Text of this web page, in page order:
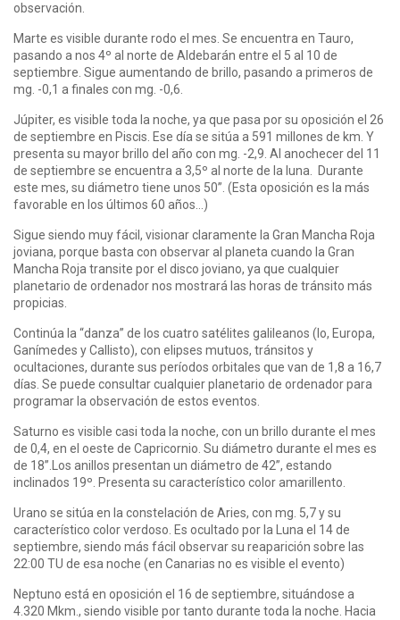
observación.
Marte es visible durante rodo el mes. Se encuentra en Tauro,
pasando a nos 4º al norte de Aldebarán entre el 5 al 10 de
septiembre. Sigue aumentando de brillo, pasando a primeros de
mg. -0,1 a finales con mg. -0,6.
Júpiter, es visible toda la noche, ya que pasa por su oposición el 26
de septiembre en Piscis. Ese día se sitúa a 591 millones de km. Y
presenta su mayor brillo del año con mg. -2,9. Al anochecer del 11
de septiembre se encuentra a 3,5º al norte de la luna. Durante
este mes, su diámetro tiene unos 50”. (Esta oposición es la más
favorable en los últimos 60 años…)
Sigue siendo muy fácil, visionar claramente la Gran Mancha Roja
joviana, porque basta con observar al planeta cuando la Gran
Mancha Roja transite por el disco joviano, ya que cualquier
planetario de ordenador nos mostrará las horas de tránsito más
propicias.
Continúa la “danza” de los cuatro satélites galileanos (Io, Europa,
Ganímedes y Callisto), con elipses mutuos, tránsitos y
ocultaciones, durante sus períodos orbitales que van de 1,8 a 16,7
días. Se puede consultar cualquier planetario de ordenador para
programar la observación de estos eventos.
Saturno es visible casi toda la noche, con un brillo durante el mes
de 0,4, en el oeste de Capricornio. Su diámetro durante el mes es
de 18”.Los anillos presentan un diámetro de 42”, estando
inclinados 19º. Presenta su característico color amarillento.
Urano se sitúa en la constelación de Aries, con mg. 5,7 y su
característico color verdoso. Es ocultado por la Luna el 14 de
septiembre, siendo más fácil observar su reaparición sobre las
22:00 TU de esa noche (en Canarias no es visible el evento)
Neptuno está en oposición el 16 de septiembre, situándose a
4.320 Mkm., siendo visible por tanto durante toda la noche. Hacia